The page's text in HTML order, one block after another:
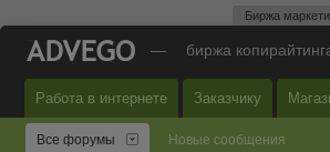
Биржа
— биржа
Работа в интернете Заказчику
Все форумы Новые сообщения